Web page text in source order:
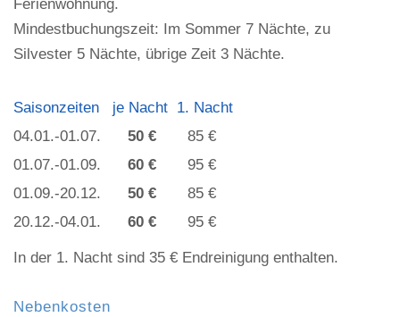
Ferienwohnung.
Mindestbuchungszeit: Im Sommer 7 Nächte, zu
Silvester 5 Nächte, übrige Zeit 3 Nächte.
Saisonzeiten je Nacht 1. Nacht
04.01.-01.07. 50 € 85 €
01.07.-01.09. 60 € 95 €
01.09.-20.12. 50 € 85 €
20.12.-04.01. 60 € 95 €
In der 1. Nacht sind 35 € Endreinigung enthalten.
Nebenkosten